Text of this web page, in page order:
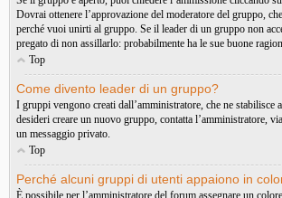
Dovrai ottenere l’approvazione del moderatore del gruppo,
perché vuoi unirti al gruppo. Se il leader di un gruppo non
pregato di non assillarlo: probabilmente ha le sue buone
Top
Come divento leader di un gruppo?
I gruppi vengono creati dall’amministratore, che ne stabilisce
desideri creare un nuovo gruppo, contatta l’amministratore,
un messaggio privato.
Top
Perché alcuni gruppi di utenti appaiono in
È possibile per l’amministratore del forum assegnare un